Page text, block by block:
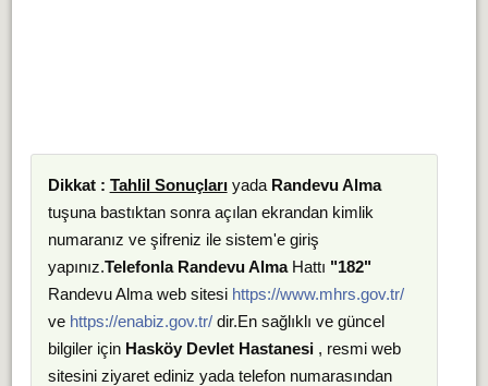
Dikkat : Tahlil Sonuçlarıyada Randevu Alma
tuşuna bastıktan sonra açılan ekrandan kimlik
numaranız ve şifreniz ile sistem'e giriş
yapınız.Telefonla Randevu AlmaHattı "182"
Randevu Alma web sitesi https://www.mhrs.gov.tr/
ve https://enabiz.gov.tr/dir.En sağlıklı ve güncel
bilgiler için Hasköy Devlet Hastanesi , resmi web
sitesini ziyaret ediniz yada telefon numarasından